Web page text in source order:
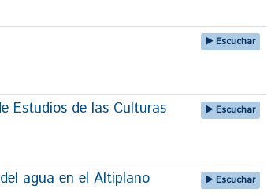
Escuchar
Estudios de las Culturas Escuchar
agua en el Altiplano Escuchar